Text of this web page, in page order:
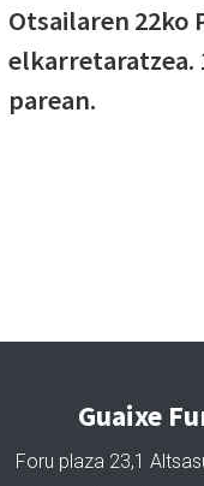
Otsailaren
elkarretaratzea.
parean.
Guaixe
Foru plaza 23,1